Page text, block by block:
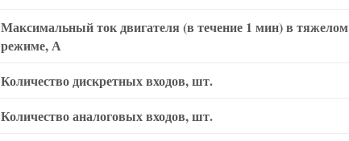
Максимальный ток двигателя (в течение 1 мин) в тяжелом
режиме, А
Количество дискретных входов, шт.
Количество аналоговых входов, шт.